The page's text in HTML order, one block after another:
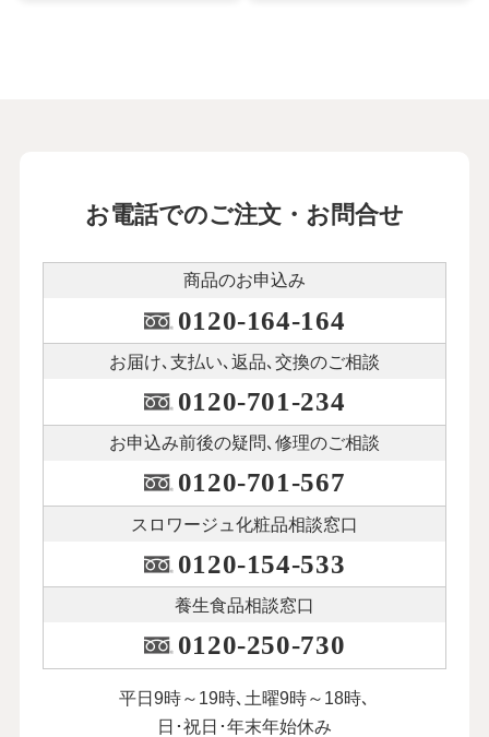
お電話でのご注文・お問合せ
商品のお申込み
0120-164-164
お届け､支払い､ 返品､交換のご相談
0120-701-234
お申込み前後の疑問､修理のご相談
0120-701-567
スロワージュ化粧品相談窓口
0120-154-533
養生食品相談窓口
0120-250-730
平日9時～19時､土曜9時～18時､
日･祝日･年末年始休み